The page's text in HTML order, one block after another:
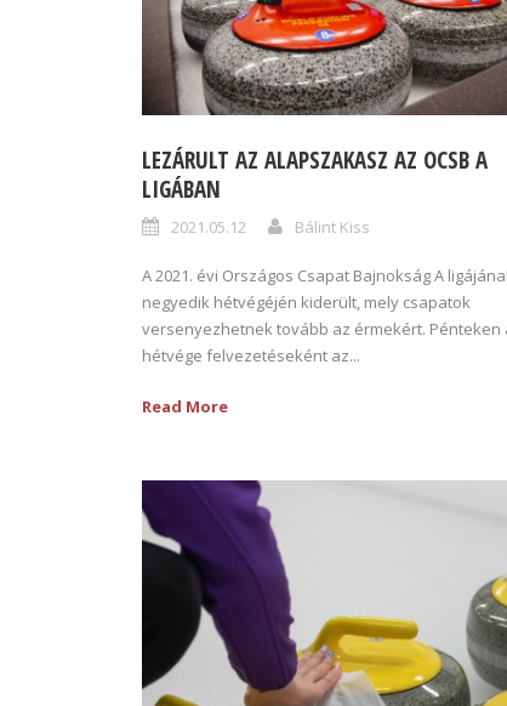
LEZÁRULT AZ ALAPSZAKASZ AZ OCSB A
LIGÁBAN
2021.05.12 Bálint Kiss
A 2021. évi Országos Csapat Bajnokság A
negyedik hétvégéjén kiderült, mely csapatok
versenyezhetnek tovább az érmekért. Pénteken
hétvége felvezetéseként az...
Read More